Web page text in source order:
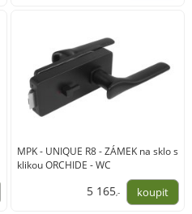
MPK - UNIQUE R8 - ZÁMEK na sklo s
klikou ORCHIDE - WC
5 165,-